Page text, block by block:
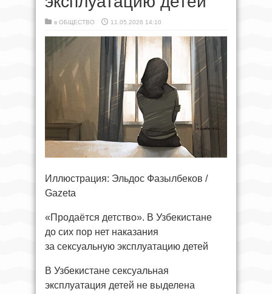
в ОБЩЕСТВО 11.05.2026 14:10
Иллюстрация: Эльдос Фазылбеков /
Gazeta
«Продаётся детство». В Узбекистане
до сих пор нет наказания
за сексуальную эксплуатацию детей
В Узбекистане сексуальная
эксплуатация детей не выделена